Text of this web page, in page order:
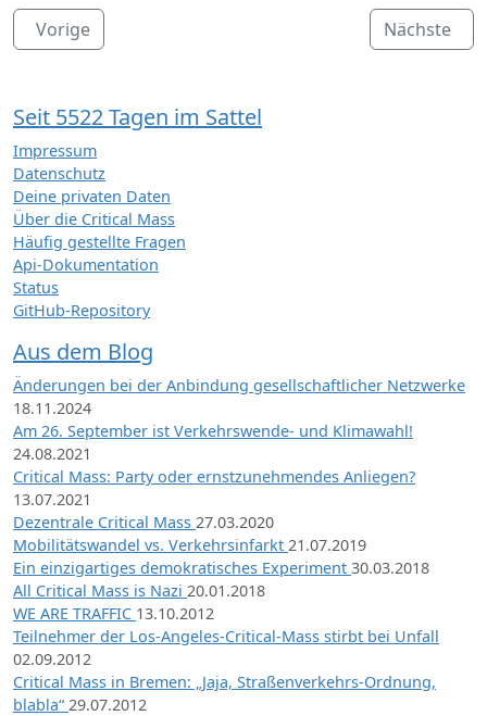
Vorige Nächste
Seit 5522 Tagen im Sattel
Impressum
Datenschutz
Deine privaten Daten
Über die Critical Mass
Häufig gestellte Fragen
Api-Dokumentation
Status
GitHub-Repository
Aus dem Blog
Änderungen bei der Anbindung gesellschaftlicher Netzwerke
18.11.2024
Am 26. September ist Verkehrswende- und Klimawahl!
24.08.2021
Critical Mass: Party oder ernstzunehmendes Anliegen?
13.07.2021
Dezentrale Critical Mass 27.03.2020
Mobilitätswandel vs. Verkehrsinfarkt 21.07.2019
Ein einzigartiges demokratisches Experiment 30.03.2018
All Critical Mass is Nazi 20.01.2018
WE ARE TRAFFIC 13.10.2012
Teilnehmer der Los-Angeles-Critical-Mass stirbt bei Unfall
02.09.2012
Critical Mass in Bremen: „Jaja, Straßenverkehrs-Ordnung,
blabla“ 29.07.2012